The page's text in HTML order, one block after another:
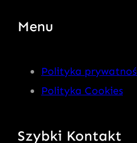
Menu
Polityka
Polityka Cookies
Szybki Kontakt